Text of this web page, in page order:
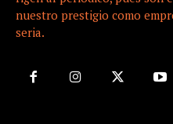
nuestro prestigio como
seria.